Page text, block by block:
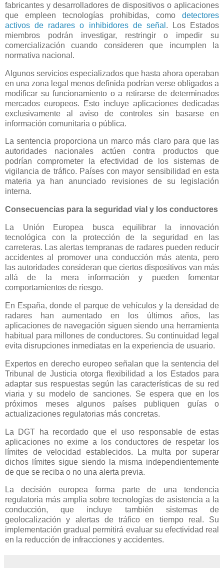
fabricantes y desarrolladores de dispositivos o aplicaciones
que empleen tecnologías prohibidas, como detectores
activos de radares o inhibidores de señal . Los Estados
miembros podrán investigar, restringir o impedir su
comercialización cuando consideren que incumplen la
normativa nacional.
Algunos servicios especializados que hasta ahora operaban
en una zona legal menos definida podrían verse obligados a
modificar su funcionamiento o a retirarse de determinados
mercados europeos. Esto incluye aplicaciones dedicadas
exclusivamente al aviso de controles sin basarse en
información comunitaria o pública.
La sentencia proporciona un marco más claro para que las
autoridades nacionales actúen contra productos que
podrían comprometer la efectividad de los sistemas de
vigilancia de tráfico. Países con mayor sensibilidad en esta
materia ya han anunciado revisiones de su legislación
interna.
Consecuencias para la seguridad vial y los conductores
La Unión Europea busca equilibrar la innovación
tecnológica con la protección de la seguridad en las
carreteras. Las alertas tempranas de radares pueden reducir
accidentes al promover una conducción más atenta, pero
las autoridades consideran que ciertos dispositivos van más
allá de la mera información y pueden fomentar
comportamientos de riesgo.
En España, donde el parque de vehículos y la densidad de
radares han aumentado en los últimos años, las
aplicaciones de navegación siguen siendo una herramienta
habitual para millones de conductores. Su continuidad legal
evita disrupciones inmediatas en la experiencia de usuario.
Expertos en derecho europeo señalan que la sentencia del
Tribunal de Justicia otorga flexibilidad a los Estados para
adaptar sus respuestas según las características de su red
viaria y su modelo de sanciones. Se espera que en los
próximos meses algunos países publiquen guías o
actualizaciones regulatorias más concretas.
La DGT ha recordado que el uso responsable de estas
aplicaciones no exime a los conductores de respetar los
límites de velocidad establecidos. La multa por superar
dichos límites sigue siendo la misma independientemente
de que se reciba o no una alerta previa.
La decisión europea forma parte de una tendencia
regulatoria más amplia sobre tecnologías de asistencia a la
conducción, que incluye también sistemas de
geolocalización y alertas de tráfico en tiempo real. Su
implementación gradual permitirá evaluar su efectividad real
en la reducción de infracciones y accidentes.